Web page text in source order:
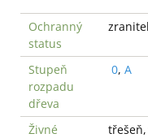
Ochranný
status
Stupeň
rozpadu
dřeva
0, A
Živné